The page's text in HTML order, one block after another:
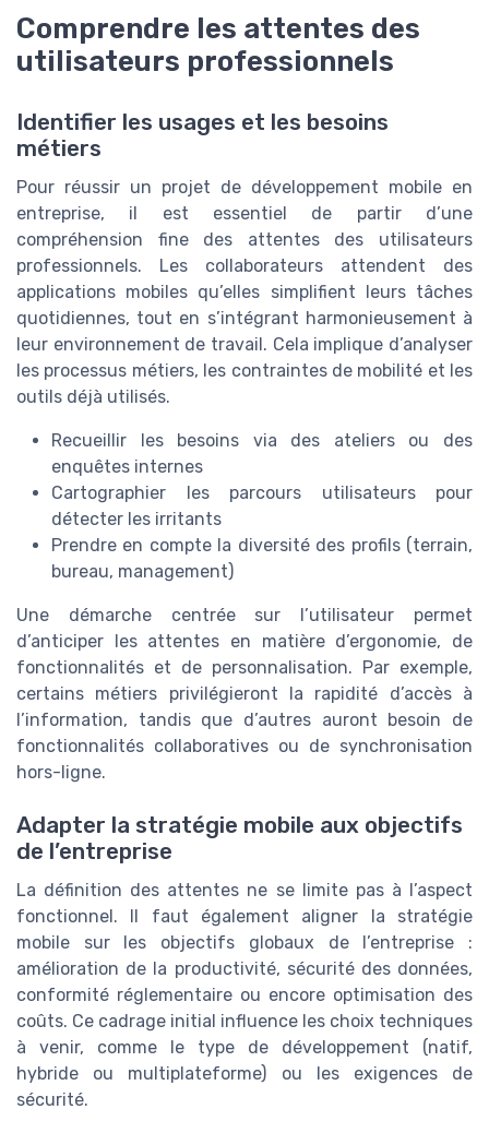
Comprendre les attentes des
utilisateurs professionnels
Identifier les usages et les besoins
métiers
Pour réussir un projet de développement mobile en
entreprise, il est essentiel de partir d’une
compréhension fine des attentes des utilisateurs
professionnels. Les collaborateurs attendent des
applications mobiles qu’elles simplifient leurs tâches
quotidiennes, tout en s’intégrant harmonieusement à
leur environnement de travail. Cela implique d’analyser
les processus métiers, les contraintes de mobilité et les
outils déjà utilisés.
Recueillir les besoins via des ateliers ou des
enquêtes internes
Cartographier les parcours utilisateurs pour
détecter les irritants
Prendre en compte la diversité des profils (terrain,
bureau, management)
Une démarche centrée sur l’utilisateur permet
d’anticiper les attentes en matière d’ergonomie, de
fonctionnalités et de personnalisation. Par exemple,
certains métiers privilégieront la rapidité d’accès à
l’information, tandis que d’autres auront besoin de
fonctionnalités collaboratives ou de synchronisation
hors-ligne.
Adapter la stratégie mobile aux objectifs
de l’entreprise
La définition des attentes ne se limite pas à l’aspect
fonctionnel. Il faut également aligner la stratégie
mobile sur les objectifs globaux de l’entreprise :
amélioration de la productivité, sécurité des données,
conformité réglementaire ou encore optimisation des
coûts. Ce cadrage initial influence les choix techniques
à venir, comme le type de développement (natif,
hybride ou multiplateforme) ou les exigences de
sécurité.